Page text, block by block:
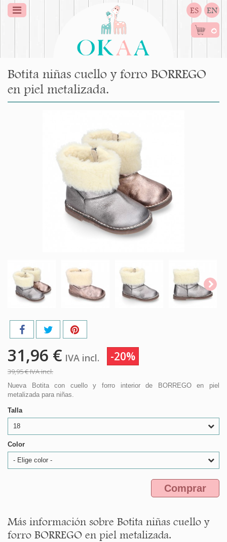
ES EN
0
Botita niñas cuello y forro BORREGO
en piel metalizada.
31,96 € IVA incl. -20%
39,95 €IVA incl.
Nueva Botita con cuello y forro interior de BORREGO en piel
metalizada para niñas.
Talla
18
Color
- Elige color -
Comprar
Más información sobre Botita niñas cuello y
forro BORREGO en piel metalizada.